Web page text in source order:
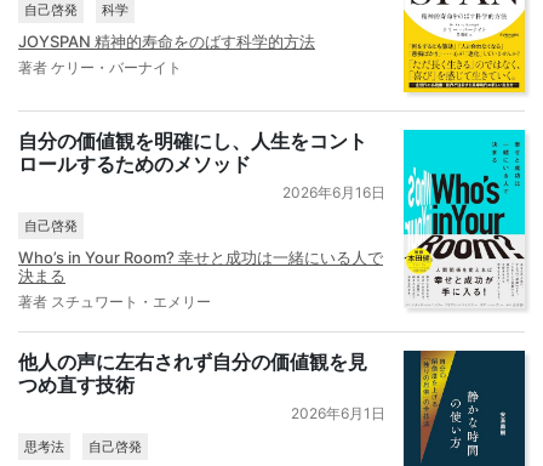
自己啓発 科学
JOYSPAN 精神的寿命をのばす科学的方法
著者 ケリー・バーナイト
自分の価値観を明確にし、人生をコント
ロールするためのメソッド
2026年6月16日
自己啓発
Who’s in Your Room? 幸せと成功は一緒にいる人で
決まる
著者 スチュワート・エメリー
他人の声に左右されず自分の価値観を見
つめ直す技術
2026年6月1日
思考法 自己啓発